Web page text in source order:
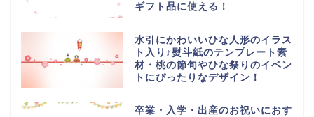
ギフト品に使える！
水引にかわいいひな人形のイラス
ト入り♪熨斗紙のテンプレート素
材・桃の節句やひな祭りのイベン
トにぴったりなデザイン！
卒業・入学・出産のお祝いにおす